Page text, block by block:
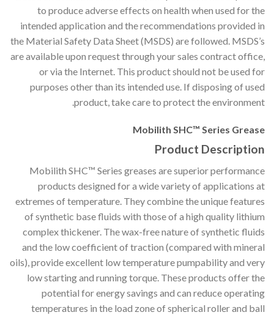
to produce adverse effects on health when used for the
intended application and the recommendations provided in
the Material Safety Data Sheet (MSDS) are followed. MSDS’s
are available upon request through your sales contract office,
or via the Internet. This product should not be used for
purposes other than its intended use. If disposing of used
product, take care to protect the environment.
Mobilith SHC™ Series Grease
Product Description
Mobilith SHC™ Series greases are superior performance
products designed for a wide variety of applications at
extremes of temperature. They combine the unique features
of synthetic base fluids with those of a high quality lithium
complex thickener. The wax-free nature of synthetic fluids
and the low coefficient of traction (compared with mineral
oils), provide excellent low temperature pumpability and very
low starting and running torque. These products offer the
potential for energy savings and can reduce operating
temperatures in the load zone of spherical roller and ball